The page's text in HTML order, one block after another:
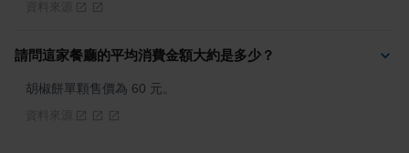
請問這家餐廳的平均消費金額大約是多少？
胡椒餅單顆售價為 60 元。